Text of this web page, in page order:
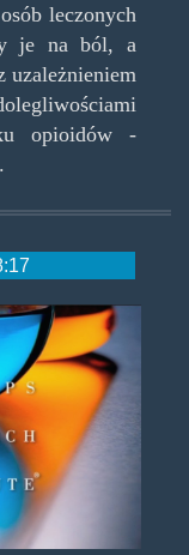
leczonych
je na ból, a
uzależnieniem
opioidów -